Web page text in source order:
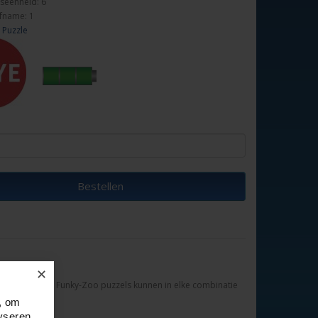
1
Bestellen
Funky-Zoo puzzels kunnen in elke combinatie
✕
om